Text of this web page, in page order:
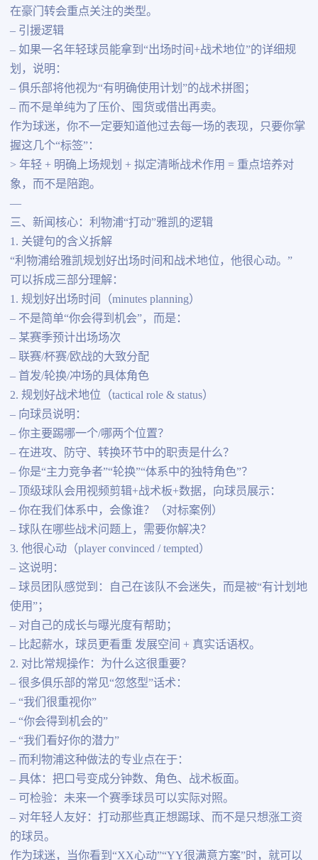
在豪门转会重点关注的类型。
– 引援逻辑
– 如果一名年轻球员能拿到“出场时间+战术地位”的详细规
划，说明：
– 俱乐部将他视为“有明确使用计划”的战术拼图；
– 而不是单纯为了压价、囤货或借出再卖。
作为球迷，你不一定要知道他过去每一场的表现，只要你掌
握这几个“标签”：
> 年轻 + 明确上场规划 + 拟定清晰战术作用 = 重点培养对
象，而不是陪跑。
—
三、新闻核心：利物浦“打动”雅凯的逻辑
1. 关键句的含义拆解
“利物浦给雅凯规划好出场时间和战术地位，他很心动。”
可以拆成三部分理解：
1. 规划好出场时间（minutes planning）
– 不是简单“你会得到机会”，而是：
– 某赛季预计出场场次
– 联赛/杯赛/欧战的大致分配
– 首发/轮换/冲场的具体角色
2. 规划好战术地位（tactical role & status）
– 向球员说明：
– 你主要踢哪一个/哪两个位置？
– 在进攻、防守、转换环节中的职责是什么？
– 你是“主力竞争者”“轮换”“体系中的独特角色”？
– 顶级球队会用视频剪辑+战术板+数据，向球员展示：
– 你在我们体系中，会像谁？（对标案例）
– 球队在哪些战术问题上，需要你解决？
3. 他很心动（player convinced / tempted）
– 这说明：
– 球员团队感觉到：自己在该队不会迷失，而是被“有计划地
使用”；
– 对自己的成长与曝光度有帮助；
– 比起薪水，球员更看重 发展空间 + 真实话语权。
2. 对比常规操作：为什么这很重要？
– 很多俱乐部的常见“忽悠型”话术：
– “我们很重视你”
– “你会得到机会的”
– “我们看好你的潜力”
– 而利物浦这种做法的专业点在于：
– 具体：把口号变成分钟数、角色、战术板面。
– 可检验：未来一个赛季球员可以实际对照。
– 对年轻人友好：打动那些真正想踢球、而不是只想涨工资
的球员。
作为球迷，当你看到“XX心动”“YY很满意方案”时，就可以